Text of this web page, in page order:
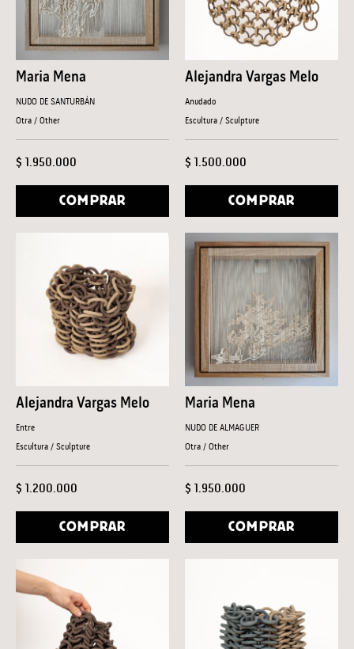
Maria Mena
NUDO DE SANTURBÁN
Otra / Other
$ 1.950.000
COMPRAR
Alejandra Vargas Melo
Anudado
Escultura / Sculpture
$ 1.500.000
COMPRAR
Alejandra Vargas Melo
Entre
Escultura / Sculpture
$ 1.200.000
COMPRAR
Maria Mena
NUDO DE ALMAGUER
Otra / Other
$ 1.950.000
COMPRAR